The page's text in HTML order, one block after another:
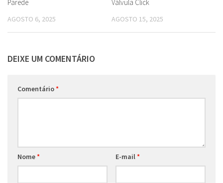
Parede
AGOSTO 6, 2025
Válvula Click
AGOSTO 15, 2025
DEIXE UM COMENTÁRIO
Comentário*
Nome* E-mail*